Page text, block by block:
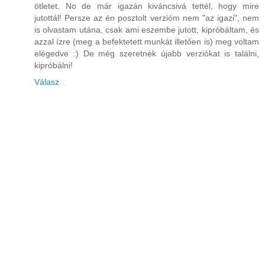
ötletet. No de már igazán kiváncsivá tettél, hogy mire
jutottál! Persze az én posztolt verzióm nem "az igazi", nem
is olvastam utána, csak ami eszembe jutott, kipróbáltam, és
azzal ízre (meg a befektetett munkát illetően is) meg voltam
elégedve :) De még szeretnék újabb verziókat is találni,
kipróbálni!
Válasz